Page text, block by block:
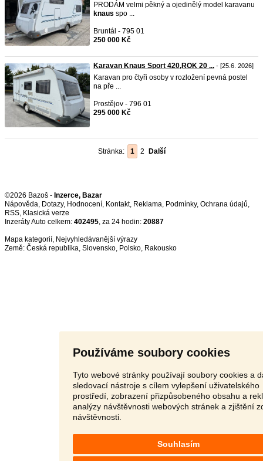
Používáme soubory cookies
Tyto webové stránky používají soubory cookies a
sledovací nástroje s cílem vylepšení uživatelského
prostředí, zobrazení přizpůsobeného obsahu a
analýzy návštěvnosti webových stránek a zjištění
návštěvnosti.
Souhlasím
PRODÁM velmi pěkný a ojedinělý model karavanu
knaus spo ...
Bruntál - 795 01
250 000 Kč
Karavan Knaus Sport 420,ROK 20 ... - [25.6. 2026]
Karavan pro čtyři osoby v rozložení pevná postel
na pře ...
Prostějov - 796 01
295 000 Kč
Stránka: 1 2 Další
©2026 Bazoš - Inzerce, Bazar
Nápověda, Dotazy, Hodnocení, Kontakt, Reklama, Podmínky, Ochrana údajů,
RSS,
Inzeráty Auto celkem: 402495, za 24 hodin: 20887
Mapa kategorií, Nejvyhledávanější výrazy
Země: Česká republika, Slovensko, Polsko, Rakousko